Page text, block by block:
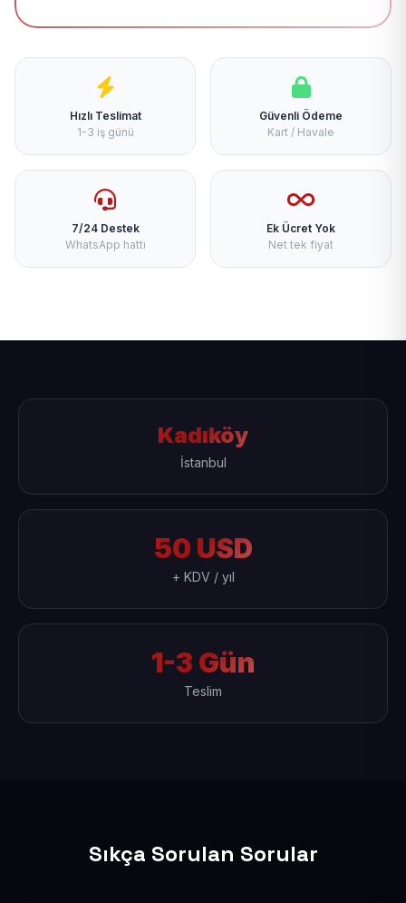
Hızlı Teslimat
1-3 iş günü
Güvenli Ödeme
Kart / Havale
7/24 Destek
WhatsApp hattı
Ek Ücret Yok
Net tek fiyat
Kadıköy
İstanbul
50 USD
+ KDV / yıl
1-3 Gün
Teslim
Sıkça Sorulan Sorular